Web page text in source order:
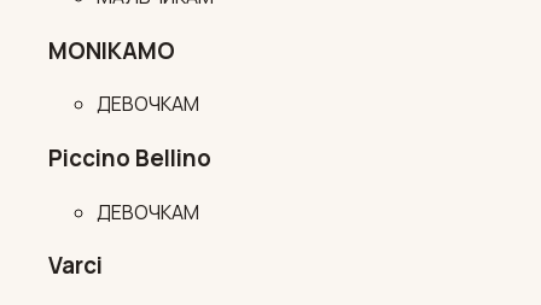
MONIKAMO
ДЕВОЧКАМ
Piccino Bellino
ДЕВОЧКАМ
Varci